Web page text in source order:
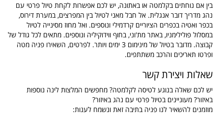
בין אם נוחתים בקלמטה או באתונה, יש לכם אפשרות לקחת טיול פרטי עם
נהג מדריך דובר אנגלית. אל חבל מאני לטיול בין המפרצים, במערת דירוס,
בכפר ואטיה בכפרים הציוריים קרדמילי ונוספים. ואל מחוז מסינייה לטיול
במסלול פולילימניו, באתר מת'וני, בחוף ווידוקיליה ונוספים. מתאים לכל גודל של
קבוצה. מדובר בטיול של מינימום 3 ימים ויותר. לפרטים, השאירו פניה מטה
ופרטו תאריכים והרכב משתתפים.
שאלות ויצירת קשר
יש לכם שאלה בנוגע לטיסה לקלמטה? מחפשים המלצות לינה נוספות
באיזור? מעוניינים בטיול פרטי עם נהג באיזור?
מוזמנים להשאיר לנו פניה בתיבה זאת ונשמח לענות: